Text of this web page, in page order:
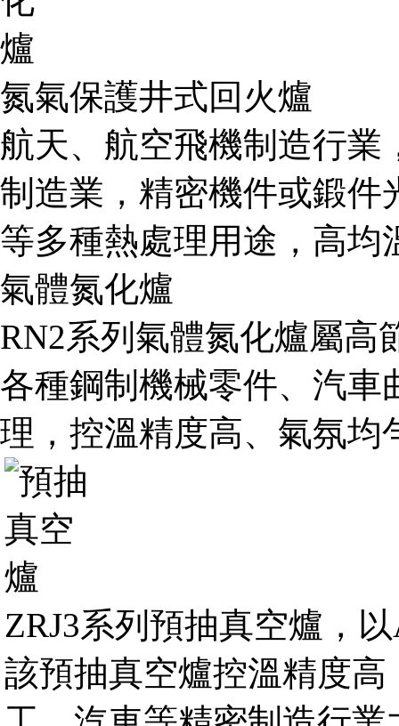
氮氣保護井式回火爐
航天、航空飛機制造行業
制造業，精密機件或鍛件
等多種熱處理用途，高均
氣體氮化爐
RN2系列氣體氮化爐屬高
各種鋼制機械零件、汽車
理，控溫精度高、氣氛均
ZRJ3系列預抽真空爐，
該預抽真空爐控溫精度